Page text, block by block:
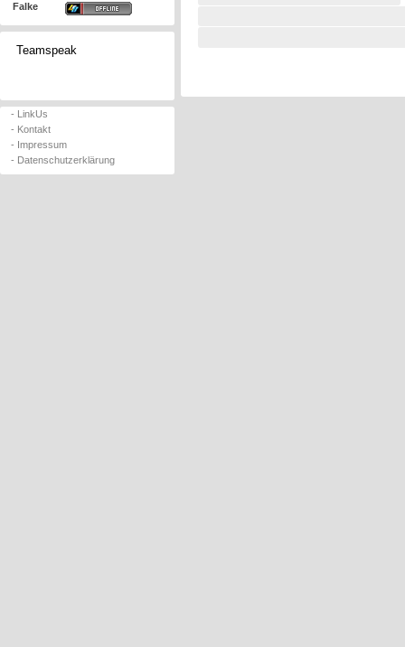
Falke
Teamspeak
- LinkUs
- Kontakt
- Impressum
- Datenschutzerklärung